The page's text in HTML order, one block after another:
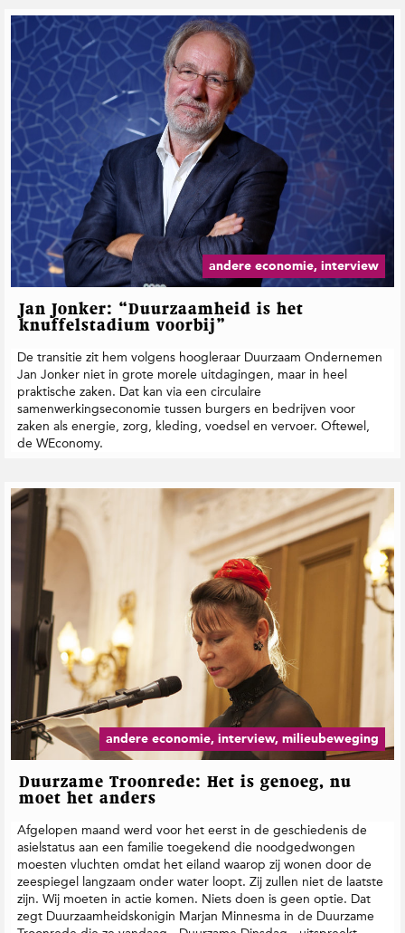
andere economie, interview
Jan Jonker: “Duurzaamheid is het
knuffelstadium voorbij”
De transitie zit hem volgens hoogleraar Duurzaam Ondernemen
Jan Jonker niet in grote morele uitdagingen, maar in heel
praktische zaken. Dat kan via een circulaire
samenwerkingseconomie tussen burgers en bedrijven voor
zaken als energie, zorg, kleding, voedsel en vervoer. Oftewel,
de WEconomy.
andere economie, interview, milieubeweging
Duurzame Troonrede: Het is genoeg, nu
moet het anders
Afgelopen maand werd voor het eerst in de geschiedenis de
asielstatus aan een familie toegekend die noodgedwongen
moesten vluchten omdat het eiland waarop zij wonen door de
zeespiegel langzaam onder water loopt. Zij zullen niet de laatste
zijn. Wij moeten in actie komen. Niets doen is geen optie. Dat
zegt Duurzaamheidskonigin Marjan Minnesma in de Duurzame